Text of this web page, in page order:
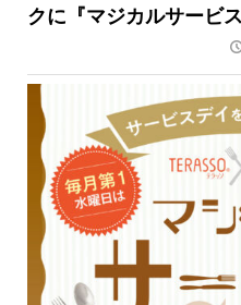
クに『マジカルサービ